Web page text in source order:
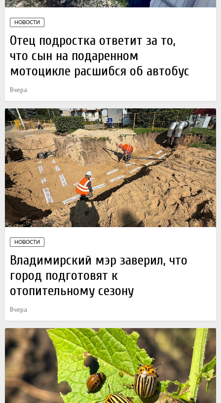
НОВОСТИ
Отец подростка ответит за то,
что сын на подаренном
мотоцикле расшибся об автобус
Вчера
НОВОСТИ
Владимирский мэр заверил, что
город подготовят к
отопительному сезону
Вчера